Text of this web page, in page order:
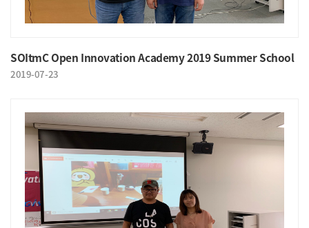
SOItmC Open Innovation Academy 2019 Summer School
2019-07-23